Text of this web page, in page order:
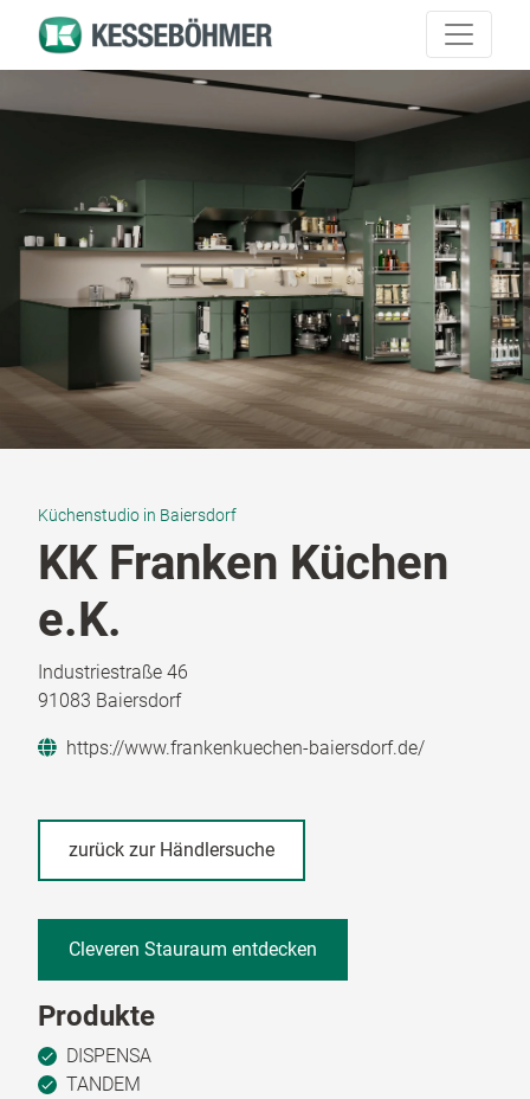
Küchenstudio in Baiersdorf
KK Franken Küchen
e.K.
Industriestraße 46
91083 Baiersdorf
https://www.frankenkuechen-baiersdorf.de/
zurück zur Händlersuche
Cleveren Stauraum entdecken
Produkte
DISPENSA
TANDEM